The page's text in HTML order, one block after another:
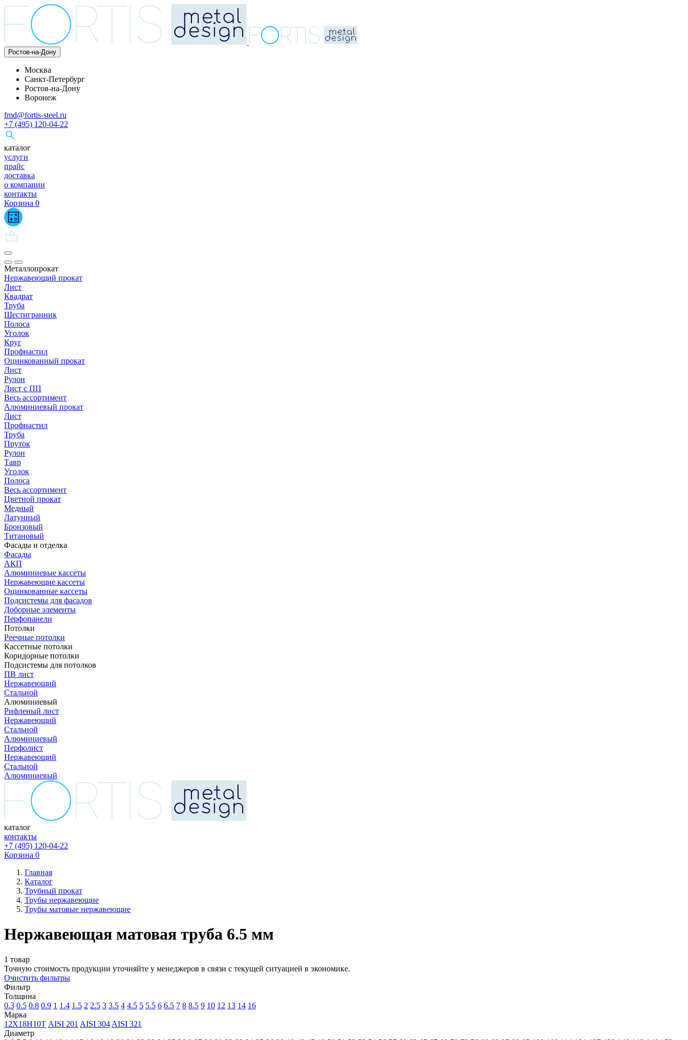
Ростов-на-Дону
Москва
Санкт-Петербург
Ростов-на-Дону
Воронеж
fmd@fortis-steel.ru
+7 (495) 120-04-22
каталог
услуги
прайс
доставка
о компании
контакты
Корзина 0
Металлопрокат
Нержавеющий прокат
Лист
Квадрат
Труба
Шестигранник
Полоса
Уголок
Круг
Профнастил
Оцинкованный прокат
Лист
Рулон
Лист с ПП
Весь ассортимент
Алюминиевый прокат
Лист
Профнастил
Труба
Пруток
Рулон
Тавр
Уголок
Полоса
Весь ассортимент
Цветной прокат
Медный
Латунный
Бронзовый
Титановый
Фасады и отделка
Фасады
АКП
Алюминиевые кассеты
Нержавеющие кассеты
Оцинкованные кассеты
Подсистемы для фасадов
Доборные элементы
Перфопанели
Потолки
Реечные потолки
Кассетные потолки
Коридорные потолки
Подсистемы для потолков
ПВ лист
Нержавеющий
Стальной
Алюминиевый
Рифленый лист
Нержавеющий
Стальной
Алюминиевый
Перфолист
Нержавеющий
Стальной
Алюминиевый
каталог
контакты
+7 (495) 120-04-22
Корзина 0
Главная
Каталог
Трубный прокат
Трубы нержавеющие
Трубы матовые нержавеющие
Нержавеющая матовая труба 6.5 мм
1 товар
Точную стоимость продукции уточняйте у менеджеров в связи с текущей ситуацией в экономике.
Очистить фильтры
Фильтр
Толщина
0.3 0.5 0.8 0.9 1 1.4 1.5 2 2.5 3 3.5 4 4.5 5 5.5 6 6.5 7 8 8.5 9 10 12 13 14 16
Марка
12Х18Н10Т AISI 201 AISI 304 AISI 321
Диаметр